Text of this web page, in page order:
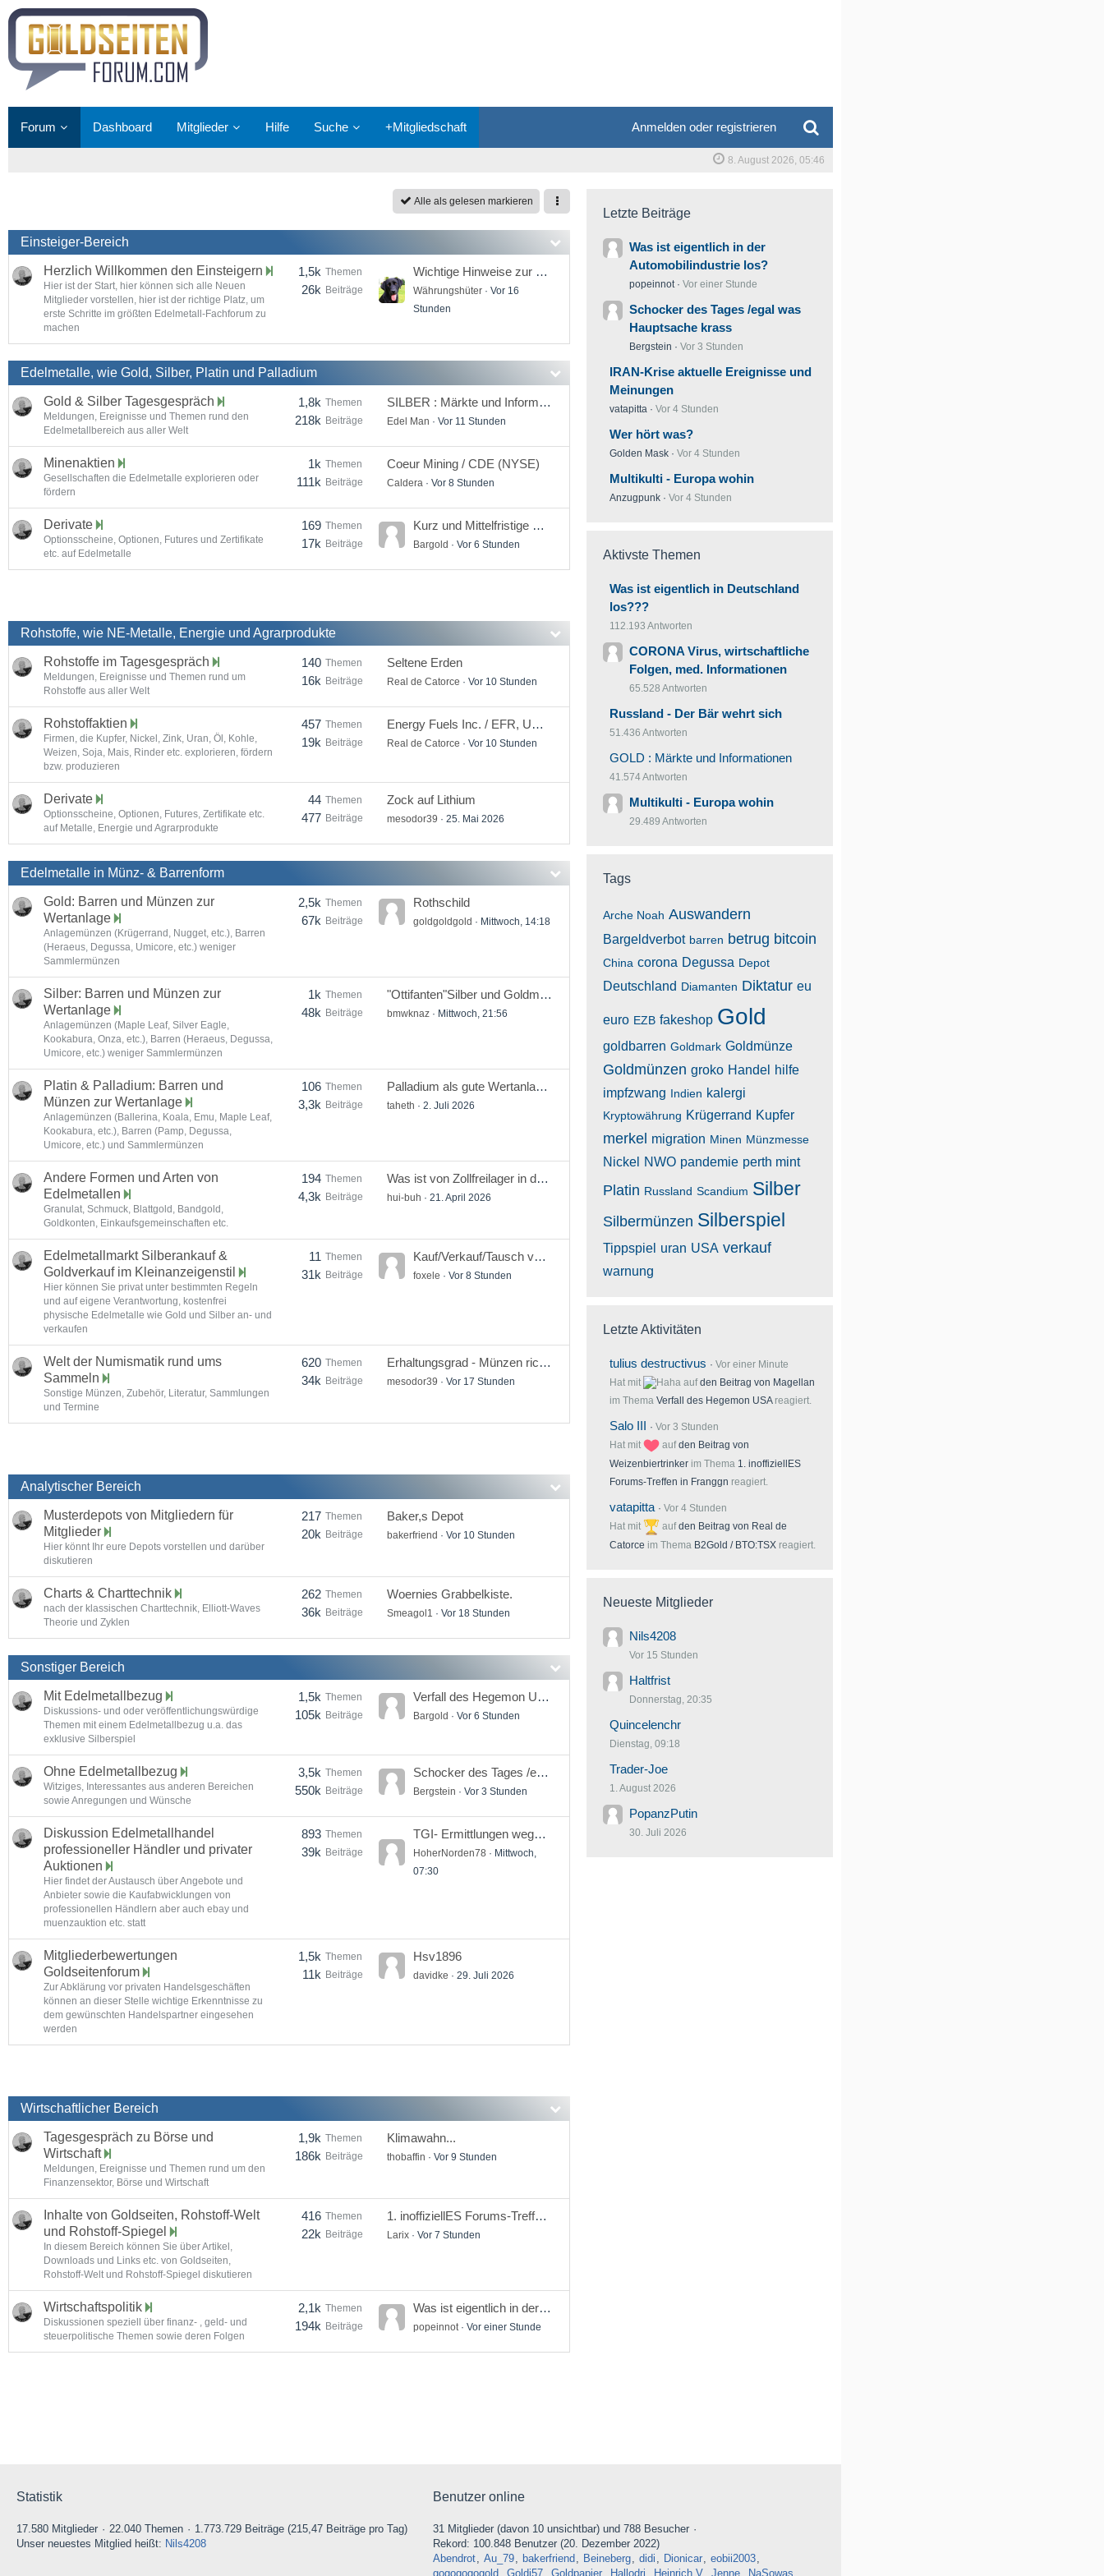
Forum Dashboard Mitglieder Hilfe Suche +Mitgliedschaft Anmelden oder registrieren
8. August 2026, 05:46
Alle als gelesen markieren
Einsteiger-Bereich
Herzlich Willkommen den Einsteigern
Hier ist der Start, hier können sich alle Neuen
Mitglieder vorstellen, hier ist der richtige Platz, um
erste Schritte im größten Edelmetall-Fachforum zu
machen
Themen
1,5k
Beiträge
26k
Wichtige Hinweise zur Freischaltung neuer Mitglieder - Bitte dringend beachten!
Währungshüter
Vor 16
Stunden
Edelmetalle, wie Gold, Silber, Platin und Palladium
Gold & Silber Tagesgespräch
Meldungen, Ereignisse und Themen rund den
Edelmetallbereich aus aller Welt
Themen
1,8k
Beiträge
218k
SILBER : Märkte und Informationen
Edel Man Vor 11 Stunden
Minenaktien
Gesellschaften die Edelmetalle explorieren oder
fördern
Themen
1k
Beiträge
111k
Coeur Mining / CDE (NYSE)
Caldera Vor 8 Stunden
Derivate
Optionsscheine, Optionen, Futures und Zertifikate
etc. auf Edelmetalle
Themen
169
Beiträge
17k
Kurz und Mittelfristige Spekulationen
Bargold Vor 6 Stunden
Rohstoffe, wie NE-Metalle, Energie und Agrarprodukte
Rohstoffe im Tagesgespräch
Meldungen, Ereignisse und Themen rund um
Rohstoffe aus aller Welt
Themen
140
Beiträge
16k
Seltene Erden
Real de Catorce Vor 10 Stunden
Rohstoffaktien
Firmen, die Kupfer, Nickel, Zink, Uran, Öl, Kohle,
Weizen, Soja, Mais, Rinder etc. explorieren, fördern
bzw. produzieren
Themen
457
Beiträge
19k
Energy Fuels Inc. / EFR, UUUU (TSX, NYSE)
Real de Catorce Vor 10 Stunden
Derivate
Optionsscheine, Optionen, Futures, Zertifikate etc.
auf Metalle, Energie und Agrarprodukte
Themen
44
Beiträge
477
Zock auf Lithium
mesodor39 25. Mai 2026
Edelmetalle in Münz- & Barrenform
Gold: Barren und Münzen zur
Wertanlage
Anlagemünzen (Krügerrand, Nugget, etc.), Barren
(Heraeus, Degussa, Umicore, etc.) weniger
Sammlermünzen
Themen
2,5k
Beiträge
67k
Rothschild
goldgoldgold Mittwoch, 14:18
Silber: Barren und Münzen zur
Wertanlage
Anlagemünzen (Maple Leaf, Silver Eagle,
Kookabura, Onza, etc.), Barren (Heraeus, Degussa,
Umicore, etc.) weniger Sammlermünzen
Themen
1k
Beiträge
48k
"Ottifanten"Silber und Goldmünze Serie Die Zeit vergeht-Die Liebe bleibt
bmwknaz Mittwoch, 21:56
Platin & Palladium: Barren und
Münzen zur Wertanlage
Anlagemünzen (Ballerina, Koala, Emu, Maple Leaf,
Kookabura, etc.), Barren (Pamp, Degussa,
Umicore, etc.) und Sammlermünzen
Themen
106
Beiträge
3,3k
Palladium als gute Wertanlage?!
taheth 2. Juli 2026
Andere Formen und Arten von
Edelmetallen
Granulat, Schmuck, Blattgold, Bandgold,
Goldkonten, Einkaufsgemeinschaften etc.
Themen
194
Beiträge
4,3k
Was ist von Zollfreilager in der Schweiz zu halten und welche Anbieter sind seriös?
hui-buh 21. April 2026
Edelmetallmarkt Silberankauf &
Goldverkauf im Kleinanzeigenstil
Hier können Sie privat unter bestimmten Regeln
und auf eigene Verantwortung, kostenfrei
physische Edelmetalle wie Gold und Silber an- und
verkaufen
Themen
11
Beiträge
31k
Kauf/Verkauf/Tausch von 5/10/20/25 Euro/DM-Silbermünzen
foxele Vor 8 Stunden
Welt der Numismatik rund ums
Sammeln
Sonstige Münzen, Zubehör, Literatur, Sammlungen
und Termine
Themen
620
Beiträge
34k
Erhaltungsgrad - Münzen richtig beurteilen
mesodor39 Vor 17 Stunden
Analytischer Bereich
Musterdepots von Mitgliedern für
Mitglieder
Hier könnt Ihr eure Depots vorstellen und darüber
diskutieren
Themen
217
Beiträge
20k
Baker,s Depot
bakerfriend Vor 10 Stunden
Charts & Charttechnik
nach der klassischen Charttechnik, Elliott-Waves
Theorie und Zyklen
Themen
262
Beiträge
36k
Woernies Grabbelkiste.
Smeagol1 Vor 18 Stunden
Sonstiger Bereich
Mit Edelmetallbezug
Diskussions- und oder veröffentlichungswürdige
Themen mit einem Edelmetallbezug u.a. das
exklusive Silberspiel
Themen
1,5k
Beiträge
105k
Verfall des Hegemon USA
Bargold Vor 6 Stunden
Ohne Edelmetallbezug
Witziges, Interessantes aus anderen Bereichen
sowie Anregungen und Wünsche
Themen
3,5k
Beiträge
550k
Schocker des Tages /egal was Hauptsache krass
Bergstein Vor 3 Stunden
Diskussion Edelmetallhandel
professioneller Händler und privater
Auktionen
Hier findet der Austausch über Angebote und
Anbieter sowie die Kaufabwicklungen von
professionellen Händlern aber auch ebay und
muenzauktion etc. statt
Themen
893
Beiträge
39k
TGI- Ermittlungen wegen eines möglichen Schneeballsystems
HoherNorden78
Mittwoch,
07:30
Mitgliederbewertungen
Goldseitenforum
Zur Abklärung vor privaten Handelsgeschäften
können an dieser Stelle wichtige Erkenntnisse zu
dem gewünschten Handelspartner eingesehen
werden
Themen
1,5k
Beiträge
11k
Hsv1896
davidke 29. Juli 2026
Wirtschaftlicher Bereich
Tagesgespräch zu Börse und
Wirtschaft
Meldungen, Ereignisse und Themen rund um den
Finanzensektor, Börse und Wirtschaft
Themen
1,9k
Beiträge
186k
Klimawahn...
thobaffin Vor 9 Stunden
Inhalte von Goldseiten, Rohstoff-Welt
und Rohstoff-Spiegel
In diesem Bereich können Sie über Artikel,
Downloads und Links etc. von Goldseiten,
Rohstoff-Welt und Rohstoff-Spiegel diskutieren
Themen
416
Beiträge
22k
1. inoffiziellES Forums-Treffen in Franggn
Larix Vor 7 Stunden
Wirtschaftspolitik
Diskussionen speziell über finanz- , geld- und
steuerpolitische Themen sowie deren Folgen
Themen
2,1k
Beiträge
194k
Was ist eigentlich in der Automobilindustrie los?
popeinnot Vor einer Stunde
Letzte Beiträge
Was ist eigentlich in der
Automobilindustrie los?
popeinnot Vor einer Stunde
Schocker des Tages /egal was
Hauptsache krass
Bergstein Vor 3 Stunden
IRAN-Krise aktuelle Ereignisse und
Meinungen
vatapitta Vor 4 Stunden
Wer hört was?
Golden Mask Vor 4 Stunden
Multikulti - Europa wohin
Anzugpunk Vor 4 Stunden
Aktivste Themen
Was ist eigentlich in Deutschland
los???
112.193 Antworten
CORONA Virus, wirtschaftliche
Folgen, med. Informationen
65.528 Antworten
Russland - Der Bär wehrt sich
51.436 Antworten
GOLD : Märkte und Informationen
41.574 Antworten
Multikulti - Europa wohin
29.489 Antworten
Tags
Arche Noah Auswandern
Bargeldverbot barren betrug bitcoin
China corona Degussa Depot
Deutschland Diamanten Diktatur eu
euro EZB fakeshop Gold
goldbarren Goldmark Goldmünze
Goldmünzen groko Handel
hilfe
impfzwang Indien kalergi
Kryptowährung Krügerrand Kupfer
merkel migration Minen Münzmesse
Nickel NWO pandemie perth mint
Platin Russland Scandium Silber
Silbermünzen Silberspiel
Tippspiel uran USA verkauf
warnung
Letzte Aktivitäten
tulius destructivus
Vor einer Minute
Hat mit
aufden Beitrag von Magellan
im Thema Verfall des Hegemon USAreagiert.
Salo III
Vor 3 Stunden
Hat mit
aufden Beitrag von
Weizenbiertrinker im Thema 1. inoffiziellES
Forums-Treffen in Franggn reagiert.
vatapitta
Vor 4 Stunden
Hat mit
aufden Beitrag von Real de
Catorce im Thema B2Gold / BTO:TSX reagiert.
Neueste Mitglieder
Nils4208
Vor 15 Stunden
Haltfrist
Donnerstag, 20:35
Quincelenchr
Dienstag, 09:18
Trader-Joe
1. August 2026
PopanzPutin
30. Juli 2026
Statistik
17.580 Mitglieder 22.040 Themen
1.773.729 Beiträge (215,47 Beiträge pro Tag)
Unser neuestes Mitglied heißt: Nils4208
Benutzer online
31 Mitglieder (davon 10 unsichtbar) und 788 Besucher
Rekord: 100.848 Benutzer (20. Dezember 2022)
Abendrot
Au_79 bakerfriend Beineberg didi Dionicar
eobii2003
gogogogogold
Goldi57 Goldpapier Hallodri Heinrich V Jenne NaSowas